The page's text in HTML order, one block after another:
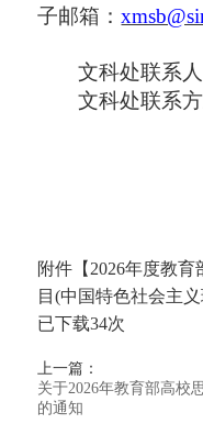
子邮箱：
文科处联系
文科处联系
附件【 2026年度教
目(中国特色社会主
已下载34次
上一篇：
关于2026年教育部高校
的通知